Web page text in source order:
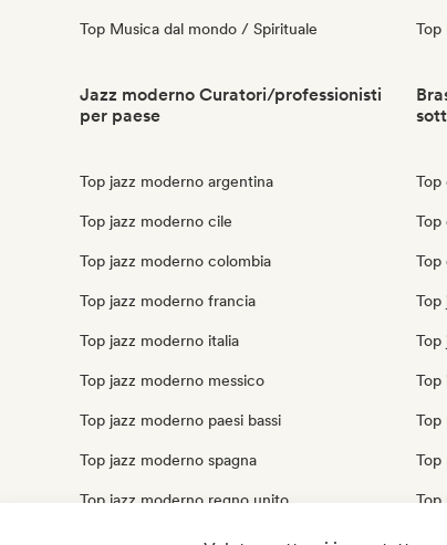
Top Musica dal mondo / Spirituale Top
Jazz moderno Curatori/professionisti
per paese
Top jazz moderno argentina
Top jazz moderno cile
Top jazz moderno colombia
Top jazz moderno francia
Top jazz moderno italia
Top jazz moderno messico
Top jazz moderno paesi bassi
Top jazz moderno spagna
Top jazz moderno regno unito
Top jazz moderno stati uniti
Top
Top
Top
Top
Top
Top
Top
Top
Top